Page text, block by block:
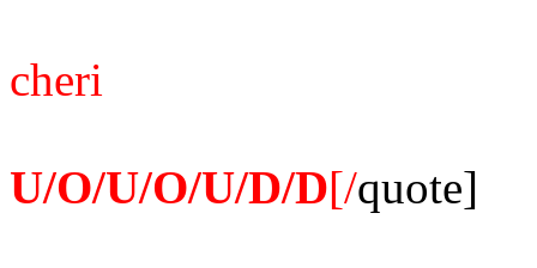
cheri
U/O/U/O/U/D/D[/quote]